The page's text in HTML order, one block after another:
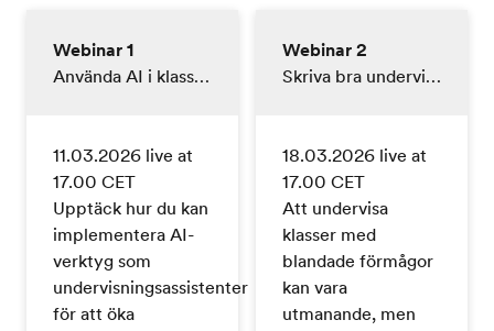
Webinar 1
Använda AI i klassrummet
11.03.2026 live at
17.00 CET
Upptäck hur du kan
implementera AI-
verktyg som
undervisningsassistenter
för att öka
Webinar 2
Skriva bra undervisningsmaterial
18.03.2026 live at
17.00 CET
Att undervisa
klasser med
blandade förmågor
kan vara
utmanande, men